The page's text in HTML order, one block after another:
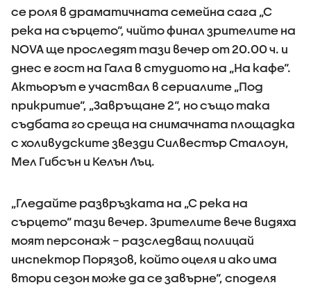
се роля в драматичната семейна сага „С
река на сърцето“, чийто финал зрителите на
NOVA ще проследят тази вечер от 20.00 ч. и
днес е гост на Гала в студиото на „На кафе“.
Актьорът е участвал в сериалите „Под
прикритие“, „Завръщане 2“, но също така
съдбата го среща на снимачната площадка
с холивудските звезди Силвестър Сталоун,
Мел Гибсън и Келън Лъц.
„Гледайте развръзката на „С река на
сърцето“ тази вечер. Зрителите вече видяха
моят персонаж – разследващ полицай
инспектор Порязов, който оцеля и ако има
втори сезон може да се завърне“, споделя